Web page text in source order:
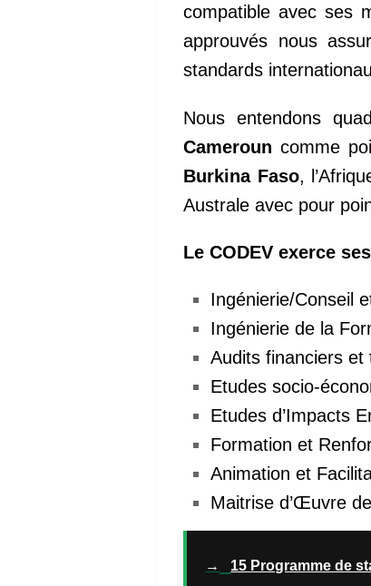
compatible avec ses
approuvés nous
standards
Nous entendons
Cameroun comme
Burkina Faso,
Australe avec pour
Le CODEV exerce
Ingénierie/Conseil
Ingénierie de la
Audits financiers et
Etudes socio-
Etudes d’Impacts
Formation et
Animation et
Maitrise d’Œuvre
→ 15 Programme de